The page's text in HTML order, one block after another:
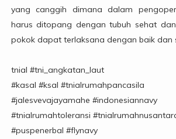
yang canggih dimana dalam
harus ditopang dengan tubuh sehat
pokok dapat terlaksana dengan baik dan
tnial #tni_angkatan_laut
#kasal #ksal #tnialrumahpancasila
#jalesvevajayamahe #indonesiannavy
#tnialrumahtoleransi
#puspenerbal #flynavy